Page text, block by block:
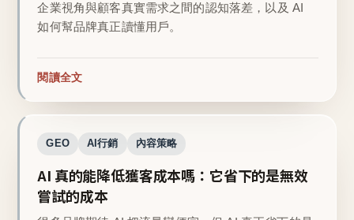
企業視角與顧客真實需求之間的認知落差，以及 AI
如何幫品牌真正讀懂用戶。
閱讀全文
GEO AI行銷 內容策略
AI 真的能降低獲客成本嗎：它省下的是無效
嘗試的成本